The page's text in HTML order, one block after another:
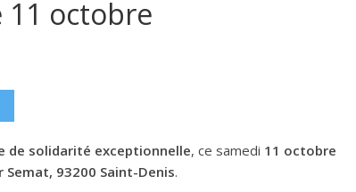
11 octobre
de solidarité exceptionnelle, ce samedi 11 octobre
Semat, 93200 Saint-Denis.